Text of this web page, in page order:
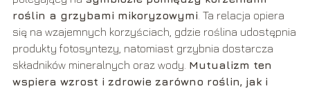
roślin a grzybami mikoryzowymi . Ta relacja opiera
się na wzajemnych korzyściach, gdzie roślina udostępnia
produkty fotosyntezy, natomiast grzybnia dostarcza
składników mineralnych oraz wody. Mutualizm ten
wspiera wzrost i zdrowie zarówno roślin, jak i